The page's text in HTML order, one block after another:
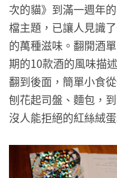
次的貓》到滿一週年
檔主題，已讓人見識
的萬種滋味。翻開酒
期的10款酒的風味描
翻到後面，簡單小食
刨花起司盤、麵包，
沒人能拒絕的紅絲絨蛋